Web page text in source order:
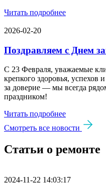
Читать подробнее
2026-02-20
Поздравляем с Днем
С 23 Февраля, уважаемые
крепкого здоровья,
за доверие — мы всегда
праздником!
Читать подробнее
Смотреть все новости
Статьи о ремонте
2024-11-22 14:03:17